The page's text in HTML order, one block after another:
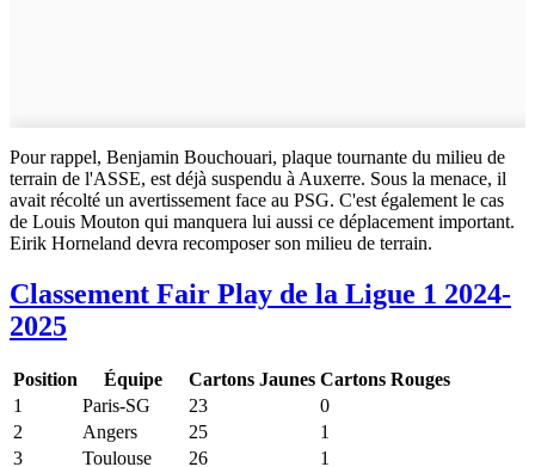
Pour rappel, Benjamin Bouchouari, plaque tournante du milieu de
terrain de l'ASSE, est déjà suspendu à Auxerre. Sous la menace, il
avait récolté un avertissement face au PSG. C'est également le cas
de Louis Mouton qui manquera lui aussi ce déplacement important.
Eirik Horneland devra recomposer son milieu de terrain.
Classement Fair Play de la Ligue 1 2024-
2025
Position Équipe Cartons Jaunes Cartons Rouges
1
Paris-SG 23
0
2
Angers 25
1
3
Toulouse 26
1